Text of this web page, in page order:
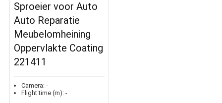
Sproeier voor Auto
Auto Reparatie
Meubelomheining
Oppervlakte Coating
221411
Camera: -
Flight time (m): -